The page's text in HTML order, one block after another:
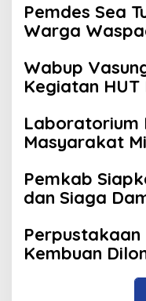
Pemdes Sea
Warga
Wabup
Kegiatan HUT
Laboratorium
Masyarakat
Pemkab
dan Siaga
Perpustakaan
Kembuan